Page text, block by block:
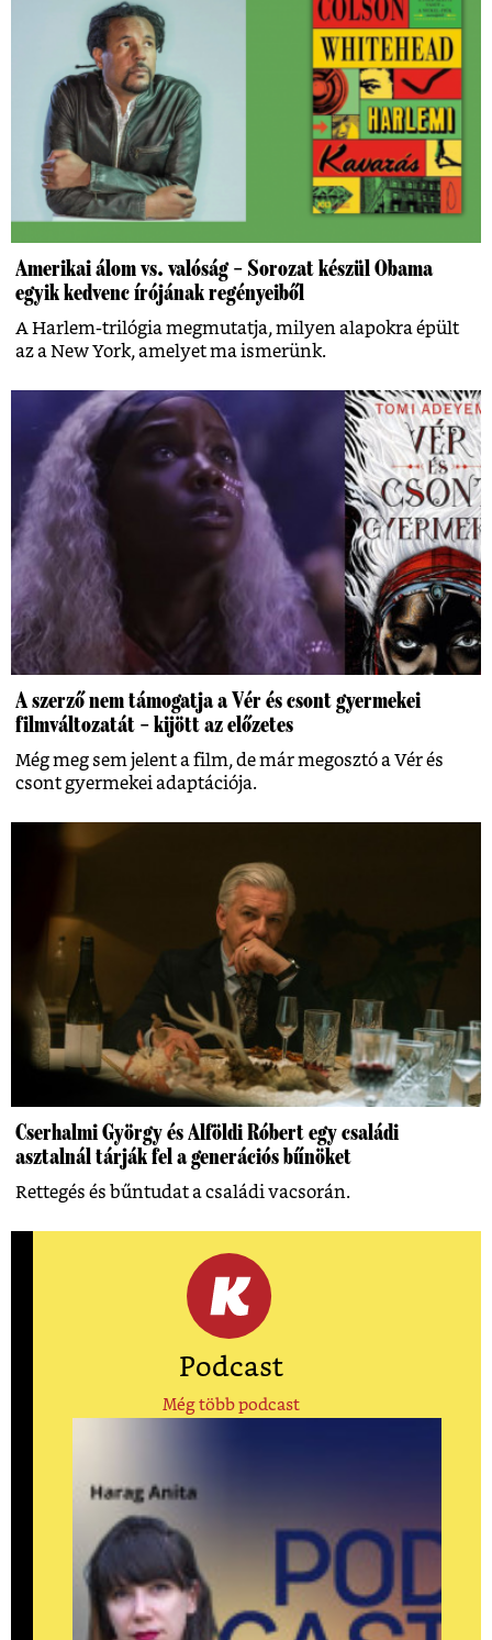
Amerikai álom vs. valóság – Sorozat készül Obama
egyik kedvenc írójának regényeiből
A Harlem-trilógia megmutatja, milyen alapokra épült
az a New York, amelyet ma ismerünk.
A szerző nem támogatja a Vér és csont gyermekei
filmváltozatát – kijött az előzetes
Még meg sem jelent a film, de már megosztó a Vér és
csont gyermekei adaptációja.
Cserhalmi György és Alföldi Róbert egy családi
asztalnál tárják fel a generációs bűnöket
Rettegés és bűntudat a családi vacsorán.
Podcast
Még több podcast